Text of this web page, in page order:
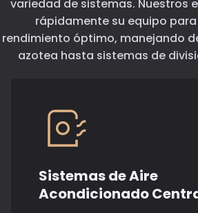
variedad de sistemas. Nuestros
rápidamente su equipo
rendimiento óptimo, manejando
azotea hasta sistemas de
Sistemas de Aire
Acondicionado